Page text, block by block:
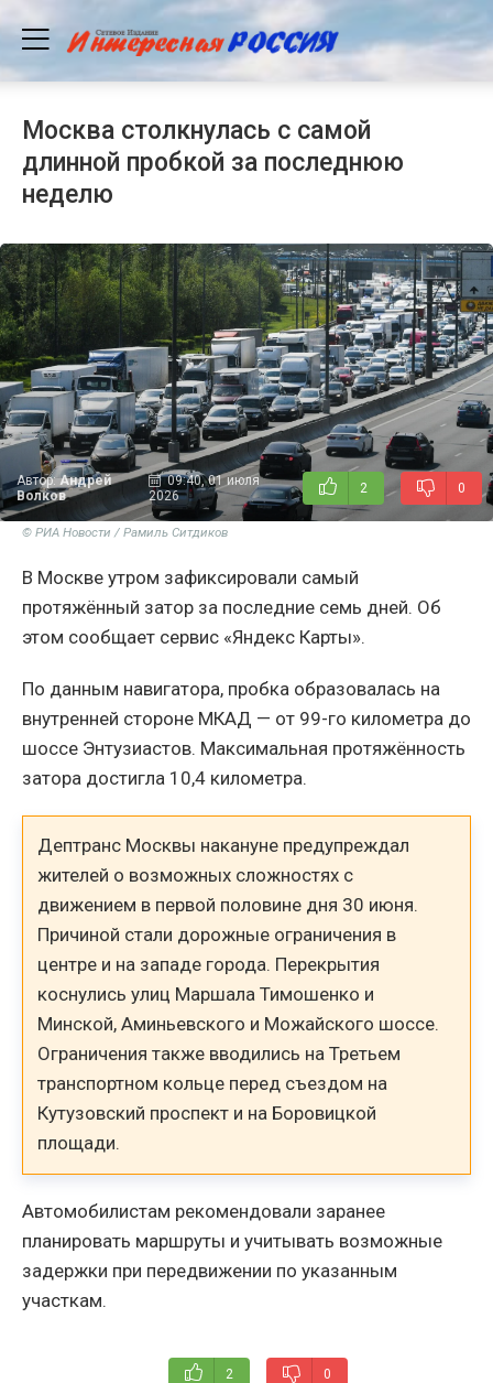
Москва столкнулась с самой
длинной пробкой за последнюю
неделю
Автор:Андрей
Волков
09:40, 01 июля
2026
2 0
© РИА Новости / Рамиль Ситдиков
В Москве утром зафиксировали самый
протяжённый затор за последние семь дней. Об
этом сообщает сервис «Яндекс Карты».
По данным навигатора, пробка образовалась на
внутренней стороне МКАД — от 99-го километра до
шоссе Энтузиастов. Максимальная протяжённость
затора достигла 10,4 километра.
Дептранс Москвы накануне предупреждал
жителей о возможных сложностях с
движением в первой половине дня 30 июня.
Причиной стали дорожные ограничения в
центре и на западе города. Перекрытия
коснулись улиц Маршала Тимошенко и
Минской, Аминьевского и Можайского шоссе.
Ограничения также вводились на Третьем
транспортном кольце перед съездом на
Кутузовский проспект и на Боровицкой
площади.
Автомобилистам рекомендовали заранее
планировать маршруты и учитывать возможные
задержки при передвижении по указанным
участкам.
2 0